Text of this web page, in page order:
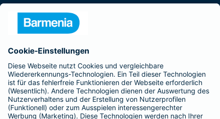
Barmenia ist Teil der BarmeniaGothaer
BELIEBTE SEITEN
Kranken-Zusatzversicherung
Tierversicherungen
Haftpflichtversicherung